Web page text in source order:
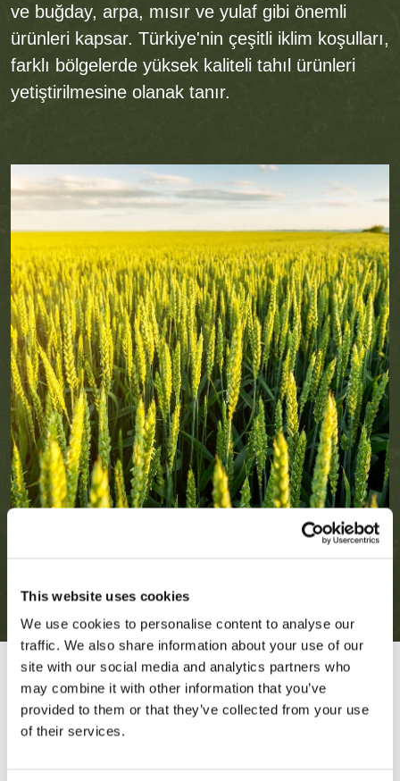
This website uses cookies
We use cookies to personalise content to analyse our
traffic. We also share information about your use of our
site with our social media and analytics partners who
may combine it with other information that you’ve
provided to them or that they’ve collected from your use
of their services.
ve buğday, arpa, mısır ve yulaf gibi önemli
ürünleri kapsar. Türkiye'nin çeşitli iklim koşulları,
farklı bölgelerde yüksek kaliteli tahıl ürünleri
yetiştirilmesine olanak tanır.